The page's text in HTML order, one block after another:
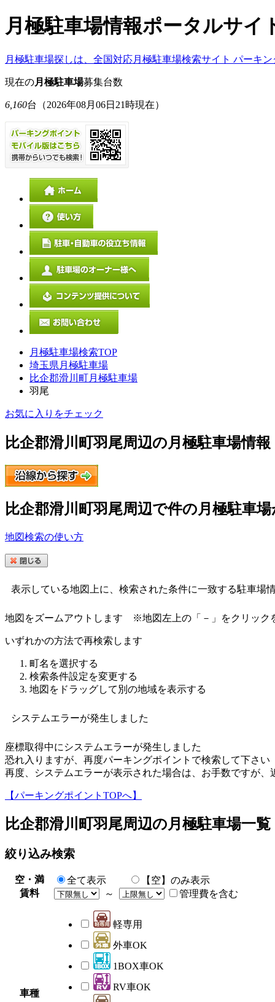
月極駐車場情報ポータルサイ
月極駐車場探しは、全国対応月極駐車場検索サイト パーキン
現在の月極駐車場募集台数
6,160台 （2026年08月06日21時現在）
月極駐車場検索TOP
埼玉県月極駐車場
比企郡滑川町月極駐車場
羽尾
お気に入りをチェック
比企郡滑川町羽尾周辺の月極駐車場情報
比企郡滑川町羽尾周辺で件の月極駐車
地図検索の使い方
表示している地図上に、検索された条件に一致する駐車場
地図をズームアウトします ※地図左上の「－」をクリック
いずれかの方法で再検索します
町名を選択する
検索条件設定を変更する
地図をドラッグして別の地域を表示する
システムエラーが発生しました
座標取得中にシステムエラーが発生しました
恐れ入りますが、再度パーキングポイントで検索して下さい
再度、システムエラーが表示された場合は、お手数ですが
【パーキングポイントTOPへ】
比企郡滑川町羽尾周辺の月極駐車場一覧
絞り込み検索
空・満 全て表示
【空】のみ表示
賃料
～ 管理費を含む
車種
軽専用
外車OK
1BOX車OK
RV車OK